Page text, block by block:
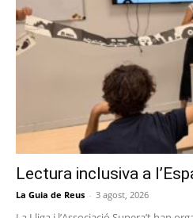
Lectura inclusiva a
La Guia de Reus - 3 agost, 2026